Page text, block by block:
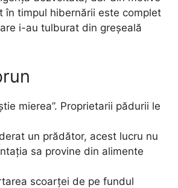
în timpul hibernării este complet
i-au tulburat din greșeală
mierea”. Proprietarii pădurii le
un prădător, acest lucru nu
sa provine din alimente
scoarței de pe fundul